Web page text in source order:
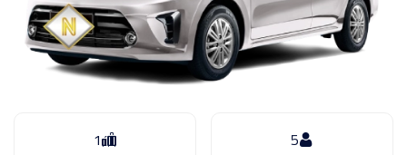
اسطولنا
فروعنا
5
1